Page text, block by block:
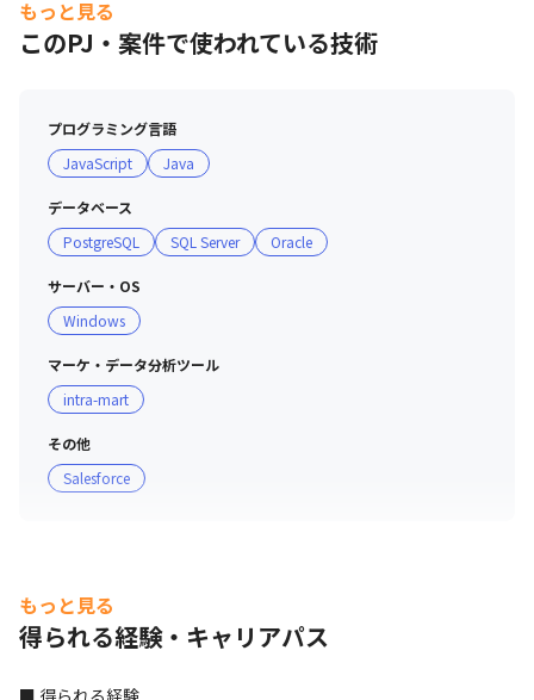
よりリアルに関われる場（相談しやすい環境）を提供して
います
・80%がプライム案件である事から、業界比較でも残業
は少なく、個々の能力向上に時間を充てる事を推奨する経
営スタイルをとっているため、社員定着率は 97%です
もっと見る
このPJ・案件で使われている技術
プログラミング言語
JavaScript
Java
データベース
PostgreSQL
SQL Server Oracle
サーバー・OS
Windows
マーケ・データ分析ツール
intra-mart
その他
Salesforce
もっと見る
得られる経験・キャリアパス
■ 得られる経験